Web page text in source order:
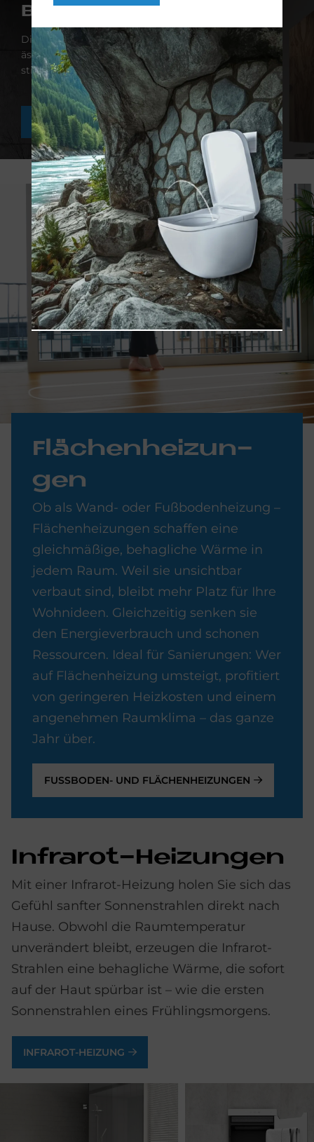
BEMM
Die innovativen Modelle von BEMM vereinen
ästhetisches Design mit effizienter Heiztechnik -
stilvolle Kunstobjekte mit markanten Akzenten.
WEITERE INFOS
Flä­chen­hei­zun­
gen
Ob als Wand- oder Fußbodenheizung –
Flächenheizungen schaffen eine
gleichmäßige, behagliche Wärme in
jedem Raum. Weil sie unsichtbar
verbaut sind, bleibt mehr Platz für Ihre
Wohnideen. Gleichzeitig senken sie
den Energieverbrauch und schonen
Ressourcen. Ideal für Sanierungen: Wer
auf Flächenheizung umsteigt, profitiert
von geringeren Heizkosten und einem
angenehmen Raumklima – das ganze
Jahr über.
FUSSBODEN- UND FLÄCHENHEIZUNGEN
In­fra­rot-Hei­zungen
Mit einer Infrarot-Heizung holen Sie sich das
Gefühl sanfter Sonnenstrahlen direkt nach
Hause. Obwohl die Raumtemperatur
unverändert bleibt, erzeugen die Infrarot-
Strahlen eine behagliche Wärme, die sofort
auf der Haut spürbar ist – wie die ersten
Sonnenstrahlen eines Frühlingsmorgens.
INFRAROT-HEIZUNG